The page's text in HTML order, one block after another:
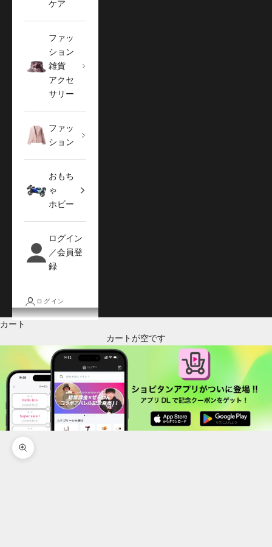
ケア
ファッ
ション
雑貨
アクセ
サリー
ファッ
ション
おもち
ゃ
ホビー
ログイン
／会員登
録
ログイン
カート
カートが空です
ズームイン